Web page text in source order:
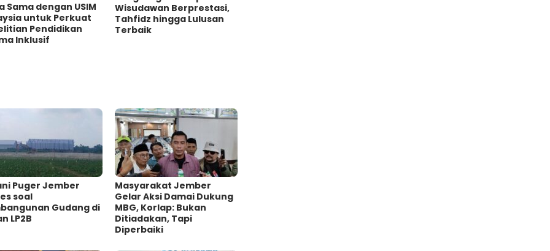
Sama dengan USIM
untuk Perkuat
Pendidikan
Inklusif
Wisudawan Berprestasi,
Tahfidz hingga Lulusan
Terbaik
Puger Jember
soal
Gudang di
LP2B
Masyarakat Jember
Gelar Aksi Damai Dukung
MBG, Korlap: Bukan
Ditiadakan, Tapi
Diperbaiki